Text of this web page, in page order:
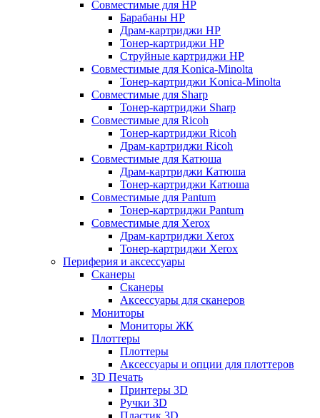
Совместимые для HP
Барабаны HP
Драм-картриджи HP
Тонер-картриджи HP
Струйные картриджи HP
Совместимые для Konica-Minolta
Тонер-картриджи Konica-Minolta
Совместимые для Sharp
Тонер-картриджи Sharp
Совместимые для Ricoh
Тонер-картриджи Ricoh
Драм-картриджи Ricoh
Совместимые для Катюша
Драм-картриджи Катюша
Тонер-картриджи Катюша
Совместимые для Pantum
Тонер-картриджи Pantum
Совместимые для Xerox
Драм-картриджи Xerox
Тонер-картриджи Xerox
Периферия и аксессуары
Сканеры
Сканеры
Аксессуары для сканеров
Мониторы
Мониторы ЖК
Плоттеры
Плоттеры
Аксессуары и опции для плоттеров
3D Печать
Принтеры 3D
Ручки 3D
Пластик 3D